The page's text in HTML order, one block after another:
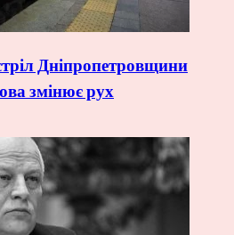
Дніпропетровщини
змінює рух